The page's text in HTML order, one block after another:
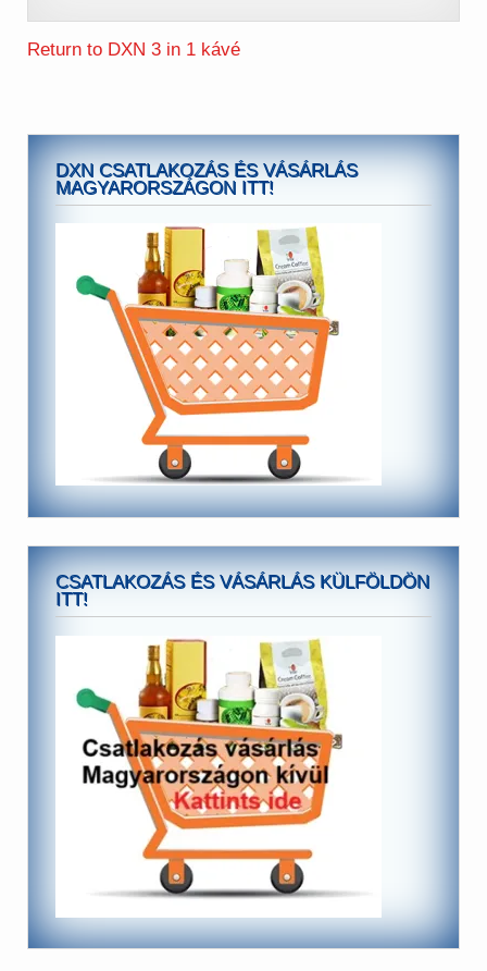
Return to DXN 3 in 1 kávé
DXN CSATLAKOZÁS ÉS VÁSÁRLÁS
MAGYARORSZÁGON ITT!
CSATLAKOZÁS ÉS VÁSÁRLÁS KÜLFÖLDÖN
ITT!